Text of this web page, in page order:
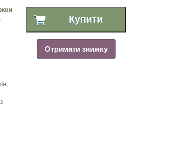
Купити
Отримати знижку